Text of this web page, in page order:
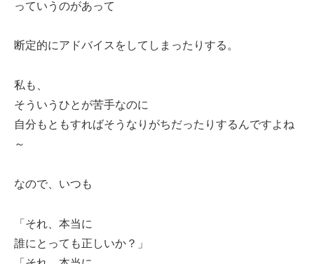
っていうのがあって
断定的にアドバイスをしてしまったりする。
私も、
そういうひとが苦手なのに
自分もともすればそうなりがちだったりするんですよね
～
なので、いつも
「それ、本当に
誰にとっても正しいか？」